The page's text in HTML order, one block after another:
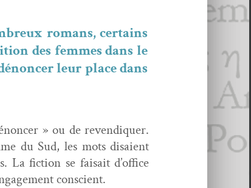
romans, cer­tains
des femmes dans le
leur place dans
» ou de revendi­quer.
du Sud, les mots dis­aient
La fic­tion se fai­sait d’office
conscient.